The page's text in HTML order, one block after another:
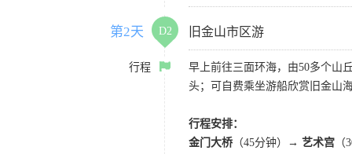
第2天 D2 旧金山市区游
行程
早上前往三面环海，由50多个山
头；可自费乘坐游船欣赏旧金山
行程安排：
金门大桥 （45分钟）→ 艺术宫